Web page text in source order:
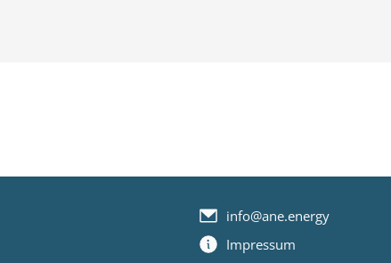
info@ane.energy
Impressum